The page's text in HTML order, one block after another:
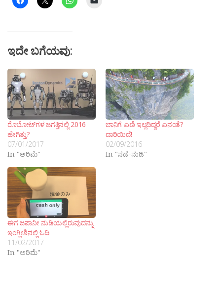
ಇದೇ ಬಗೆಯವು:
ರೊಬೋಟ್‍ಗಳ ಜಗತ್ತಿನಲ್ಲಿ 2016
ಹೇಗಿತ್ತು?
07/01/2017
In "ಅರಿಮೆ"
ಬಾನಿಗೆ ಏಣಿ ಇಲ್ಲದಿದ್ದರೆ ಏನಂತೆ?
ದಾರಿಯಿದೆ!
02/09/2016
In "ನಡೆ-ನುಡಿ"
ಈಗ ಜಪಾನೀ ನುಡಿಯಲ್ಲಿರುವುದನ್ನು
ಇಂಗ್ಲೀಶಿನಲ್ಲಿ ಓದಿ
11/02/2017
In "ಅರಿಮೆ"